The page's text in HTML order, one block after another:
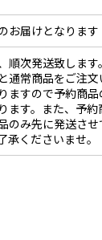
お届けとなります
順次発送致します。
通常商品をご注
ますので予約商
ます。また、予
のみ先に発送さ
承くださいませ。